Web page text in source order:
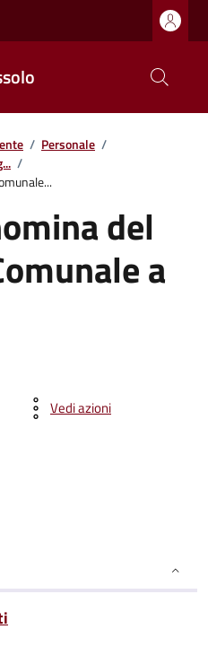
/ Personale /
/
del
a
Vedi azioni